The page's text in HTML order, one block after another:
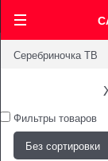
Серебриночка ТВ
Фильтры товаров